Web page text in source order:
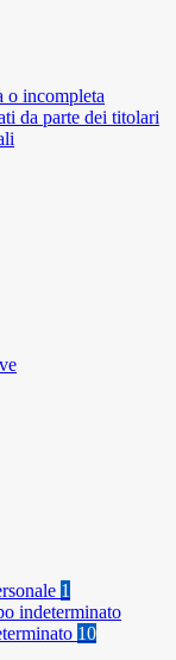
o incompleta
da parte dei titolari
1
indeterminato
10